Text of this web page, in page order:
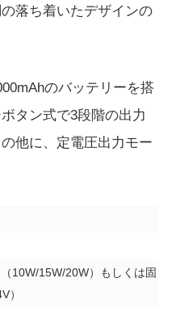
落ち着いたデザインの
のバッテリーを搭
タン式で3段階の出力
他に、定電圧出力モー
10W/15W/20W）もしくは固
）